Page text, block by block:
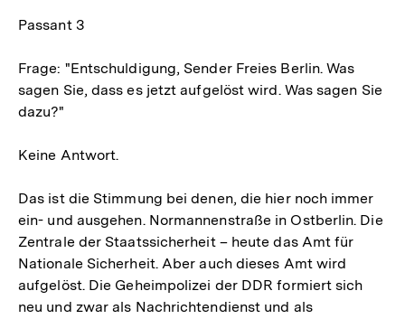
Passant 3
Frage: "Entschuldigung, Sender Freies Berlin. Was
sagen Sie, dass es jetzt aufgelöst wird. Was sagen Sie
dazu?"
Keine Antwort.
Das ist die Stimmung bei denen, die hier noch immer
ein- und ausgehen. Normannenstraße in Ostberlin. Die
Zentrale der Staatssicherheit – heute das Amt für
Nationale Sicherheit. Aber auch dieses Amt wird
aufgelöst. Die Geheimpolizei der DDR formiert sich
neu und zwar als Nachrichtendienst und als